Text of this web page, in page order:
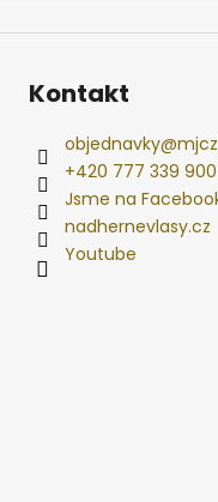
Kontakt
objednavky@
+420 777 339 900
Jsme na
nadhernevlasy.cz
Youtube